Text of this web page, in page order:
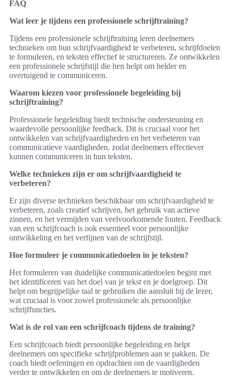
FAQ
Wat leer je tijdens een professionele schrijftraining?
Tijdens een professionele schrijftraining leren deelnemers
technieken om hun schrijfvaardigheid te verbeteren, schrijfdoelen
te formuleren, en teksten effectief te structureren. Ze ontwikkelen
een professionele schrijfstijl die hen helpt om helder en
overtuigend te communiceren.
Waarom kiezen voor professionele begeleiding bij
schrijftraining?
Professionele begeleiding biedt technische ondersteuning en
waardevolle persoonlijke feedback. Dit is cruciaal voor het
ontwikkelen van schrijfvaardigheden en het verbeteren van
communicatieve vaardigheden, zodat deelnemers effectiever
kunnen communiceren in hun teksten.
Welke technieken zijn er om schrijfvaardigheid te
verbeteren?
Er zijn diverse technieken beschikbaar om schrijfvaardigheid te
verbeteren, zoals creatief schrijven, het gebruik van actieve
zinnen, en het vermijden van veelvoorkomende fouten. Feedback
van een schrijfcoach is ook essentieel voor persoonlijke
ontwikkeling en het verfijnen van de schrijfstijl.
Hoe formuleer je communicatiedoelen in je teksten?
Het formuleren van duidelijke communicatiedoelen begint met
het identificeren van het doel van je tekst en je doelgroep. Dit
helpt om begrijpelijke taal te gebruiken die aansluit bij de lezer,
wat cruciaal is voor zowel professionele als persoonlijke
schrijffuncties.
Wat is de rol van een schrijfcoach tijdens de training?
Een schrijfcoach biedt persoonlijke begeleiding en helpt
deelnemers om specifieke schrijfproblemen aan te pakken. De
coach biedt oefeningen en opdrachten om de vaardigheden
verder te ontwikkelen en om de deelnemers te motiveren.